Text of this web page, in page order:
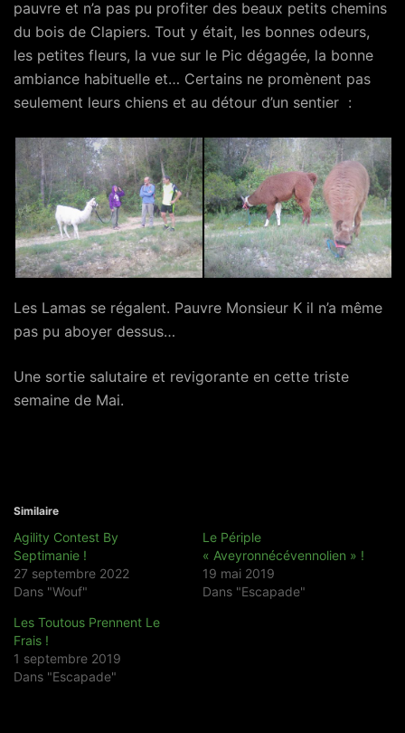
pauvre et n’a pas pu profiter des beaux petits chemins
du bois de Clapiers. Tout y était, les bonnes odeurs,
les petites fleurs, la vue sur le Pic dégagée, la bonne
ambiance habituelle et… Certains ne promènent pas
seulement leurs chiens et au détour d’un sentier :
Les Lamas se régalent. Pauvre Monsieur K il n’a même
pas pu aboyer dessus…
Une sortie salutaire et revigorante en cette triste
semaine de Mai.
Similaire
Agility Contest By
Septimanie !
27 septembre 2022
Dans "Wouf"
Le Périple
« Aveyronnécévennolien » !
19 mai 2019
Dans "Escapade"
Les Toutous Prennent Le
Frais !
1 septembre 2019
Dans "Escapade"